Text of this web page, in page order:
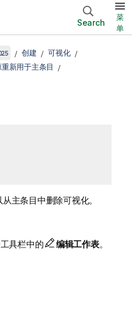
Search
菜
单
创建
可视化
新用于主条目
主条目中删除可视化。
具栏中的
编辑工作表。